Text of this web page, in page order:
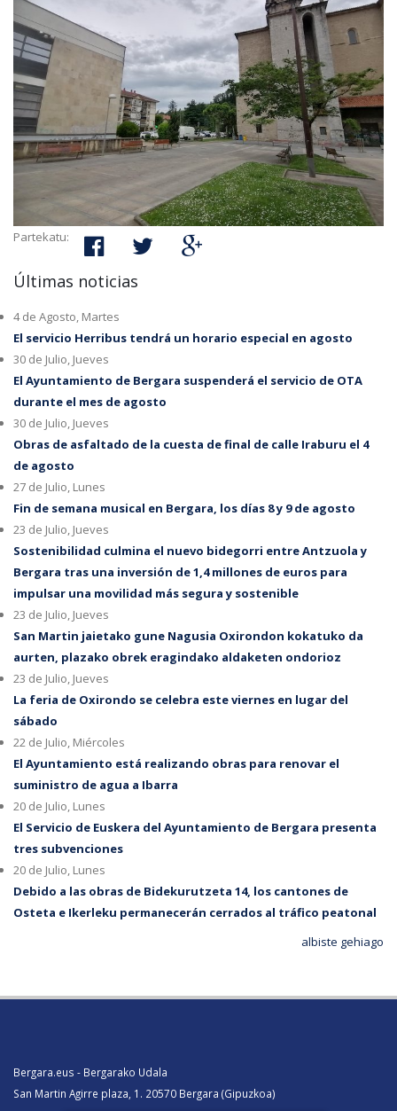
Partekatu:
Últimas noticias
4 de Agosto, Martes
El servicio Herribus tendrá un horario especial en agosto
30 de Julio, Jueves
El Ayuntamiento de Bergara suspenderá el servicio de OTA
durante el mes de agosto
30 de Julio, Jueves
Obras de asfaltado de la cuesta de final de calle Iraburu el 4
de agosto
27 de Julio, Lunes
Fin de semana musical en Bergara, los días 8 y 9 de agosto
23 de Julio, Jueves
Sostenibilidad culmina el nuevo bidegorri entre Antzuola y
Bergara tras una inversión de 1,4 millones de euros para
impulsar una movilidad más segura y sostenible
23 de Julio, Jueves
San Martin jaietako gune Nagusia Oxirondon kokatuko da
aurten, plazako obrek eragindako aldaketen ondorioz
23 de Julio, Jueves
La feria de Oxirondo se celebra este viernes en lugar del
sábado
22 de Julio, Miércoles
El Ayuntamiento está realizando obras para renovar el
suministro de agua a Ibarra
20 de Julio, Lunes
El Servicio de Euskera del Ayuntamiento de Bergara presenta
tres subvenciones
20 de Julio, Lunes
Debido a las obras de Bidekurutzeta 14, los cantones de
Osteta e Ikerleku permanecerán cerrados al tráfico peatonal
albiste gehiago
Bergara.eus - Bergarako Udala
San Martin Agirre plaza, 1. 20570 Bergara (Gipuzkoa)